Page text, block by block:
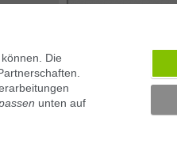
Die
unten auf